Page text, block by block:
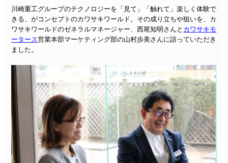
川崎重工グループのテクノロジーを「見て」「触れて」楽しく体験で
きる、がコンセプトのカワサキワールド。その成り立ちや狙いを、カ
ワサキワールドのゼネラルマネージャー、西尾知明さんと カワサキモ
ータース営業本部マーケティング部の山村歩美さんに語っていただき
ました。